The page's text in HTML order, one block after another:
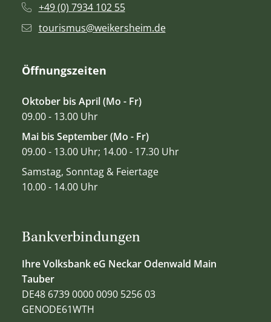
Bankverbindungen
Ihre Volksbank eG Neckar Odenwald Main
Tauber
DE48 6739 0000 0090 5256 03
GENODE61WTH
+49 (0) 7934 102 55
tourismus@weikersheim.de
Öffnungszeiten
Oktober bis April (Mo - Fr)
09.00 - 13.00 Uhr
Mai bis September (Mo - Fr)
09.00 - 13.00 Uhr; 14.00 - 17.30 Uhr
Samstag, Sonntag & Feiertage
10.00 - 14.00 Uhr